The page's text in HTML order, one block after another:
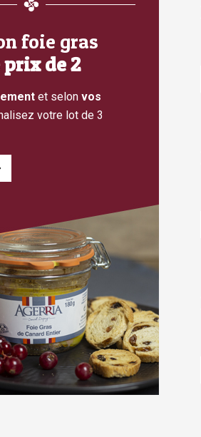
foie gras
de 2
et selon vos
votre lot de 3